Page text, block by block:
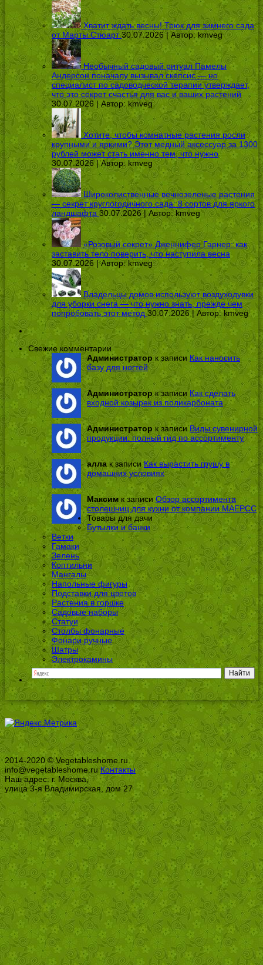
Хватит ждать весны! Трюк для зимнего сада
от Марты Стюарт 30.07.2026 | Автор:kmveg
Необычный садовый ритуал Памелы
Андерсон поначалу вызывал скепсис — но
специалист по садоводческой терапии утверждает,
что это секрет счастья для вас и ваших растений
30.07.2026 | Автор: kmveg
Хотите, чтобы комнатные растения росли
крупными и яркими? Этот медный аксессуар за 1300
рублей может стать именно тем, что нужно
30.07.2026 | Автор: kmveg
Широколиственные вечнозеленые растения
— секрет круглогодичного сада: 8 сортов для яркого
ландшафта 30.07.2026 | Автор:kmveg
«Розовый секрет» Дженнифер Гарнер: как
заставить тело поверить, что наступила весна
30.07.2026 | Автор:kmveg
Владельцы домов используют воздуходувки
для уборки снега — что нужно знать, прежде чем
попробовать этот метод 30.07.2026 | Автор:kmveg
Свежие комментарии
Администраторк записи Как наносить
базу для ногтей
Администраторк записиКак сделать
входной козырек из поликарбоната
Администратор к записиВиды сувенирной
продукции: полный гид по ассортименту
алла к записиКак вырастить грушу в
домашних условиях
Максим к записи Обзор ассортимента
столешниц для кухни от компании МАЕРСС
Товары для дачи
Бутылки и банки
Ветки
Гамаки
Зелень
Коптильни
Мангалы
Напольные фигуры
Подставки для цветов
Растения в горшке
Садовые наборы
Статуи
Столбы фонарные
Фонари ручные
Шатры
Электрокамины
2014-2020 © Vegetableshome.ru
info@vegetableshome.ruКонтакты
Наш адрес: г. Москва,
улица 3-я Владимирская, дом 27